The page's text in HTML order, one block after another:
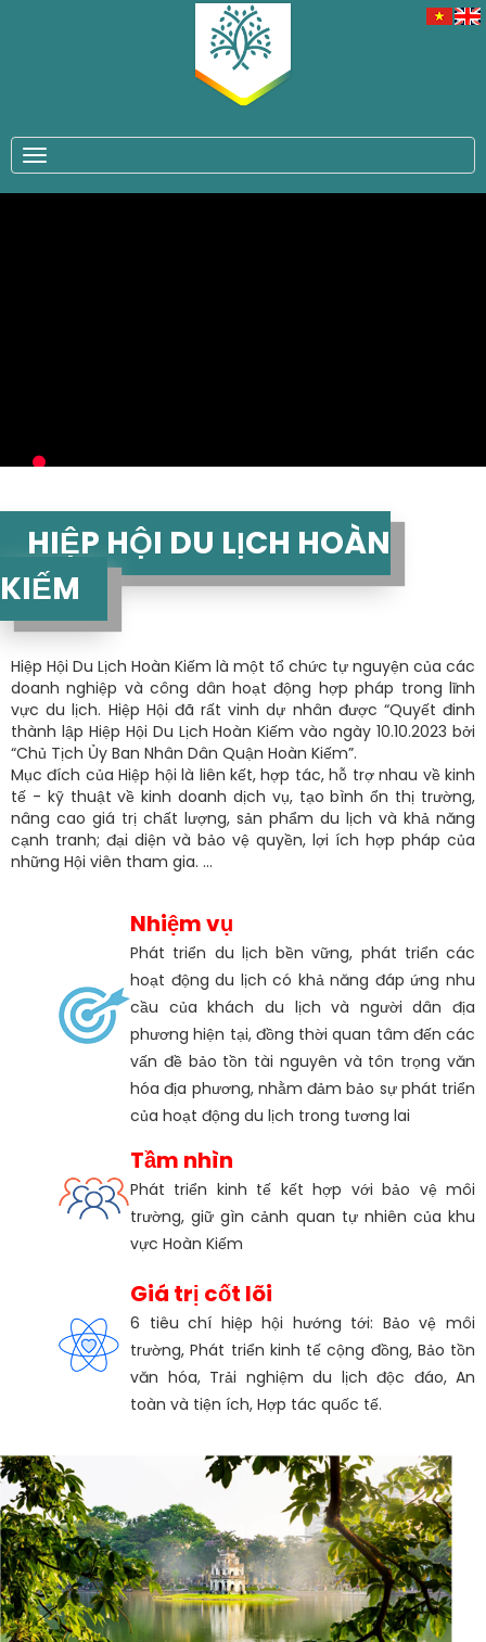
HIỆP HỘI DU LỊCH HOÀN
KIẾM
Hiệp Hội Du Lịch Hoàn Kiếm là một tổ chức tự nguyện của các
doanh nghiệp và công dân hoạt động hợp pháp trong lĩnh
vực du lịch. Hiệp Hội đã rất vinh dự nhân được “Quyết đinh
thành lập Hiệp Hội Du Lịch Hoàn Kiếm vào ngày 10.10.2023 bởi
“Chủ Tịch Ủy Ban Nhân Dân Quận Hoàn Kiếm”.
Mục đích của Hiệp hội là liên kết, hợp tác, hỗ trợ nhau về kinh
tế - kỹ thuật về kinh doanh dịch vụ, tạo bình ổn thị trường,
nâng cao giá trị chất lượng, sản phẩm du lịch và khả năng
cạnh tranh; đại diện và bảo vệ quyền, lợi ích hợp pháp của
những Hội viên tham gia. ...
Nhiệm vụ
Phát triển du lịch bền vững, phát triển các
hoạt động du lịch có khả năng đáp ứng nhu
cầu của khách du lịch và người dân địa
phương hiện tại, đồng thời quan tâm đến các
vấn đề bảo tồn tài nguyên và tôn trọng văn
hóa địa phương, nhằm đảm bảo sự phát triển
của hoạt động du lịch trong tương lai
Tầm nhìn
Phát triển kinh tế kết hợp với bảo vệ môi
trường, giữ gìn cảnh quan tự nhiên của khu
vực Hoàn Kiếm
Giá trị cốt lõi
6 tiêu chí hiệp hội hướng tới: Bảo vệ môi
trường, Phát triển kinh tế cộng đồng, Bảo tồn
văn hóa, Trải nghiệm du lịch độc đáo, An
toàn và tiện ích, Hợp tác quốc tế.